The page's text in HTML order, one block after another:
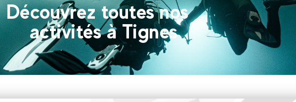
Découvrez toutes nos
activités à Tignes